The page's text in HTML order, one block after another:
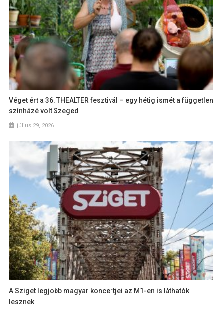
Véget ért a 36. THEALTER fesztivál – egy hétig ismét a független
színházé volt Szeged
július 29, 2026
A Sziget legjobb magyar koncertjei az M1-en is láthatók
lesznek